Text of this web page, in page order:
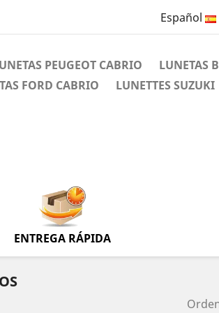
Español
PEUGEOT CABRIO LUNETAS
FORD CABRIO LUNETTES SUZUKI
ENTREGA RÁPIDA